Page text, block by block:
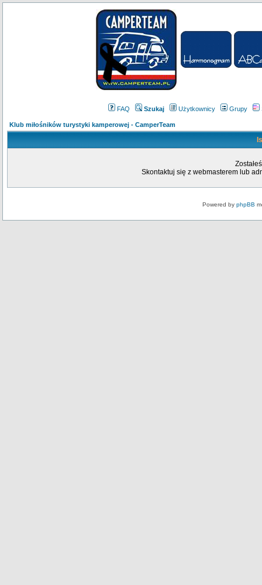
FAQ Szukaj Użytkownicy Grupy
Klub miłośników turystyki kamperowej - CamperTeam
Skontaktuj się z webmasterem lub
Powered by phpBB